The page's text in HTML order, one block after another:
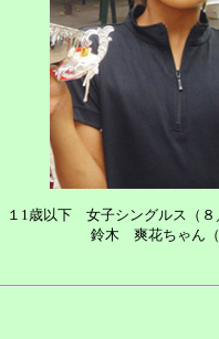
１1歳以下 女子シングルス（
鈴木 爽花ちゃん（